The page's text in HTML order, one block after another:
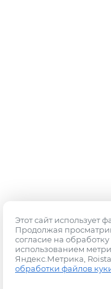
Этот сайт использует
Продолжая
согласие на
использованием
Яндекс.Метрика,
обработки файлов